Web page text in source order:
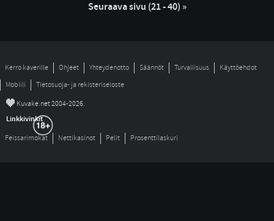
Seuraava sivu (21 - 40) »
Kerro kaverille Ohjeet Yhteydenotto Säännöt Turvallisuus
Käyttöehdot
Mobiili
Tietosuoja- ja rekisteriseloste
© Kuvake.net 2004-2026.
Linkkivinkit
Feissarimokat Nettikasinot Pelit Prosenttilaskuri